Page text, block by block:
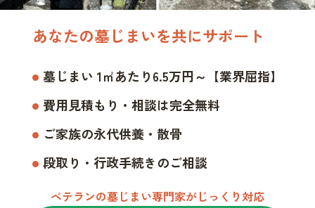
あなたの墓じまいを共にサポート
墓じまい 1㎡あたり6.5万円～【業界屈指】
費用見積もり・相談は完全無料
ご家族の永代供養・散骨
段取り・行政手続きのご相談
ベテランの墓じまい専門家がじっくり対応